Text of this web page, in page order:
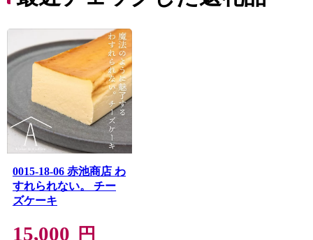
0015-18-06 赤池商店 わ
すれられない。 チー
ズケーキ
15,000 円